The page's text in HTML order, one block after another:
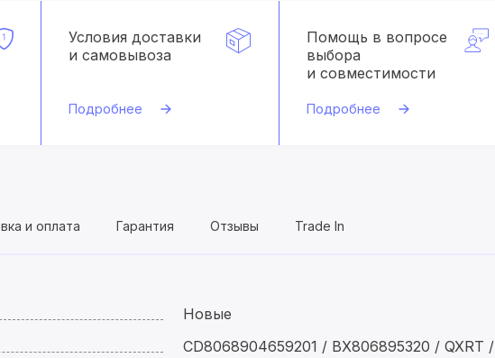
Условия доставки
и самовывоза
Подробнее
Помощь в вопросе
выбора
и совместимости
Подробнее
и оплата Гарантия Отзывы Trade In
Новые
CD8068904659201 / BX806895320 / QXRT /